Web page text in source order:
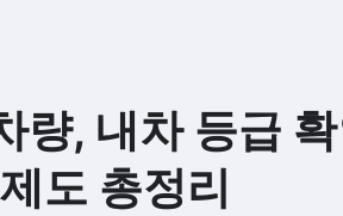
량, 내차 등급
도 총정리